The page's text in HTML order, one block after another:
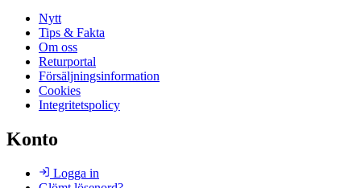
Nytt
Tips & Fakta
Om oss
Returportal
Försäljningsinformation
Cookies
Integritetspolicy
Konto
Logga in